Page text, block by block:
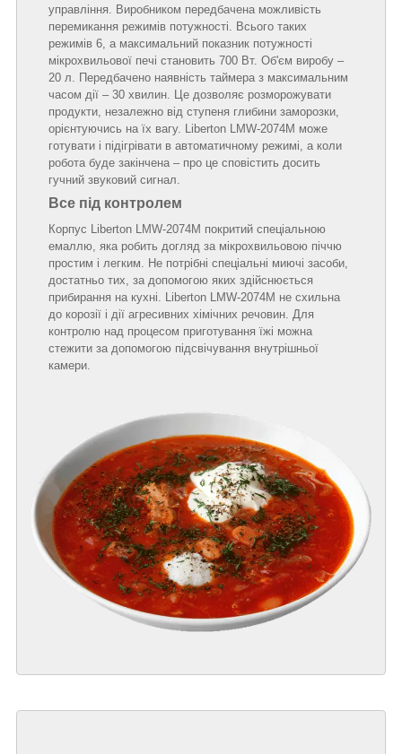
управління. Виробником передбачена можливість
перемикання режимів потужності. Всього таких
режимів 6, а максимальний показник потужності
мікрохвильової печі становить 700 Вт. Об'єм виробу –
20 л. Передбачено наявність таймера з максимальним
часом дії – 30 хвилин. Це дозволяє розморожувати
продукти, незалежно від ступеня глибини заморозки,
орієнтуючись на їх вагу. Liberton LMW-2074M може
готувати і підігрівати в автоматичному режимі, а коли
робота буде закінчена – про це сповістить досить
гучний звуковий сигнал.
Все під контролем
Корпус Liberton LMW-2074M покритий спеціальною
емаллю, яка робить догляд за мікрохвильовою піччю
простим і легким. Не потрібні спеціальні миючі засоби,
достатньо тих, за допомогою яких здійснюється
прибирання на кухні. Liberton LMW-2074M не схильна
до корозії і дії агресивних хімічних речовин. Для
контролю над процесом приготування їжі можна
стежити за допомогою підсвічування внутрішньої
камери.